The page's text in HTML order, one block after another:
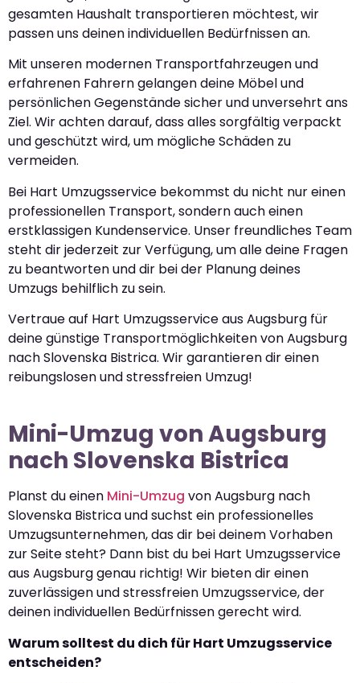
gesamten Haushalt transportieren möchtest, wir
passen uns deinen individuellen Bedürfnissen an.
Mit unseren modernen Transportfahrzeugen und
erfahrenen Fahrern gelangen deine Möbel und
persönlichen Gegenstände sicher und unversehrt ans
Ziel. Wir achten darauf, dass alles sorgfältig verpackt
und geschützt wird, um mögliche Schäden zu
vermeiden.
Bei Hart Umzugsservice bekommst du nicht nur einen
professionellen Transport, sondern auch einen
erstklassigen Kundenservice. Unser freundliches Team
steht dir jederzeit zur Verfügung, um alle deine Fragen
zu beantworten und dir bei der Planung deines
Umzugs behilflich zu sein.
Vertraue auf Hart Umzugsservice aus Augsburg für
deine günstige Transportmöglichkeiten von Augsburg
nach Slovenska Bistrica. Wir garantieren dir einen
reibungslosen und stressfreien Umzug!
Mini-Umzug von Augsburg
nach Slovenska Bistrica
Planst du einen Mini-Umzug von Augsburg nach
Slovenska Bistrica und suchst ein professionelles
Umzugsunternehmen, das dir bei deinem Vorhaben
zur Seite steht? Dann bist du bei Hart Umzugsservice
aus Augsburg genau richtig! Wir bieten dir einen
zuverlässigen und stressfreien Umzugsservice, der
deinen individuellen Bedürfnissen gerecht wird.
Warum solltest du dich für Hart Umzugsservice
entscheiden?